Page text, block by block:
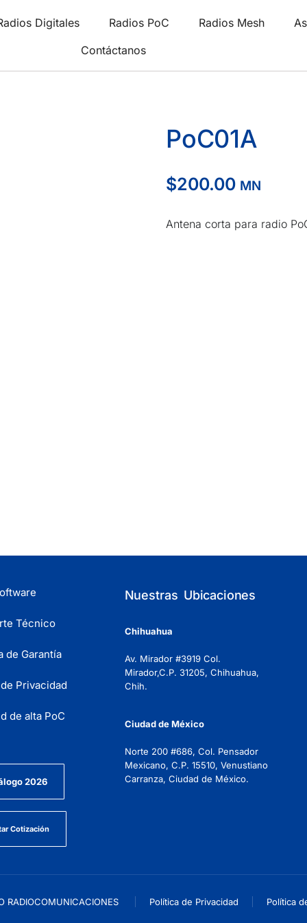
Digitales Radios PoC Radios Mesh
Contáctanos
PoC01A
$200.00 MN
Antena corta para radio
Técnico
de Garantía
Privacidad
de alta PoC
2026
Cotización
Nuestras Ubicaciones
Chihuahua
Av. Mirador #3919 Col.
Mirador,C.P. 31205, Chihuahua,
Chih.
Ciudad de México
Norte 200 #686, Col. Pensador
Mexicano, C.P. 15510, Venustiano
Carranza, Ciudad de México.
RADIOCOMUNICACIONES Política de Privacidad Política